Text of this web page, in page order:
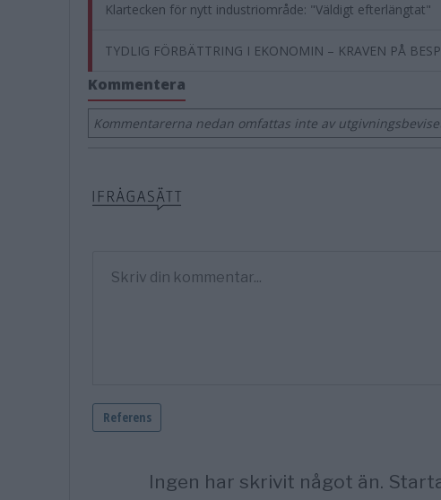
Klartecken för nytt industriområde: "Väldigt efterlängtat"
TYDLIG FÖRBÄTTRING I EKONOMIN – KRAVEN PÅ
Kommentera
Kommentarerna nedan omfattas inte av